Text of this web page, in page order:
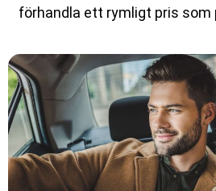
förhandla ett rymligt pris som